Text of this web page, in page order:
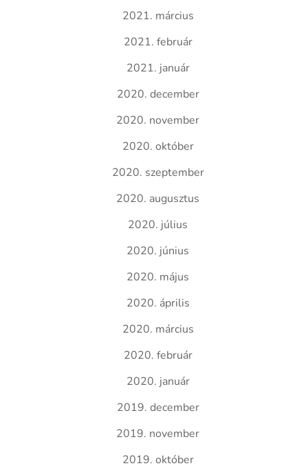
2021. március
2021. február
2021. január
2020. december
2020. november
2020. október
2020. szeptember
2020. augusztus
2020. július
2020. június
2020. május
2020. április
2020. március
2020. február
2020. január
2019. december
2019. november
2019. október